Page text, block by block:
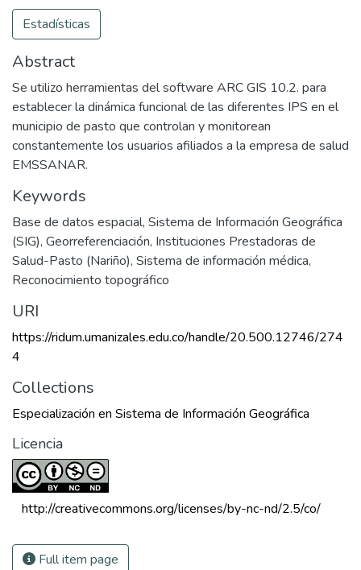
Estadísticas
Abstract
Se utilizo herramientas del software ARC GIS 10.2. para
establecer la dinámica funcional de las diferentes IPS en el
municipio de pasto que controlan y monitorean
constantemente los usuarios afiliados a la empresa de salud
EMSSANAR.
Keywords
Base de datos espacial, Sistema de Información Geográfica
(SIG), Georreferenciación, Instituciones Prestadoras de
Salud-Pasto (Nariño), Sistema de información médica,
Reconocimiento topográfico
URI
https://ridum.umanizales.edu.co/handle/20.500.12746/274
4
Collections
Especialización en Sistema de Información Geográfica
Licencia
http://creativecommons.org/licenses/by-nc-nd/2.5/co/
Full item page